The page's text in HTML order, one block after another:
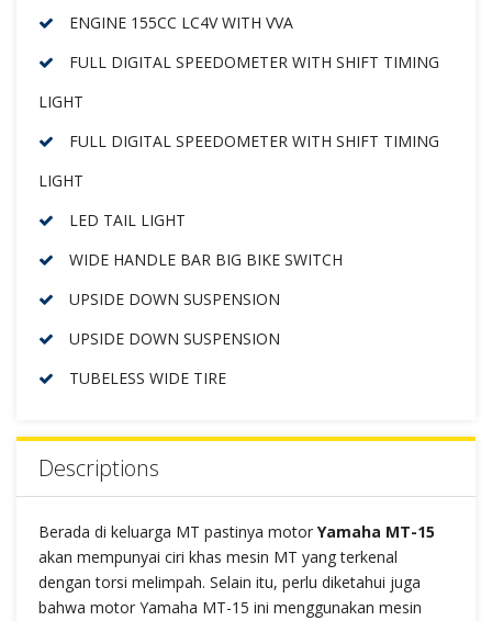
ENGINE 155CC LC4V WITH VVA
FULL DIGITAL SPEEDOMETER WITH SHIFT TIMING
LIGHT
FULL DIGITAL SPEEDOMETER WITH SHIFT TIMING
LIGHT
LED TAIL LIGHT
WIDE HANDLE BAR BIG BIKE SWITCH
UPSIDE DOWN SUSPENSION
UPSIDE DOWN SUSPENSION
TUBELESS WIDE TIRE
Descriptions
Berada di keluarga MT pastinya motor Yamaha MT-15
akan mempunyai ciri khas mesin MT yang terkenal
dengan torsi melimpah. Selain itu, perlu diketahui juga
bahwa motor Yamaha MT-15 ini menggunakan mesin